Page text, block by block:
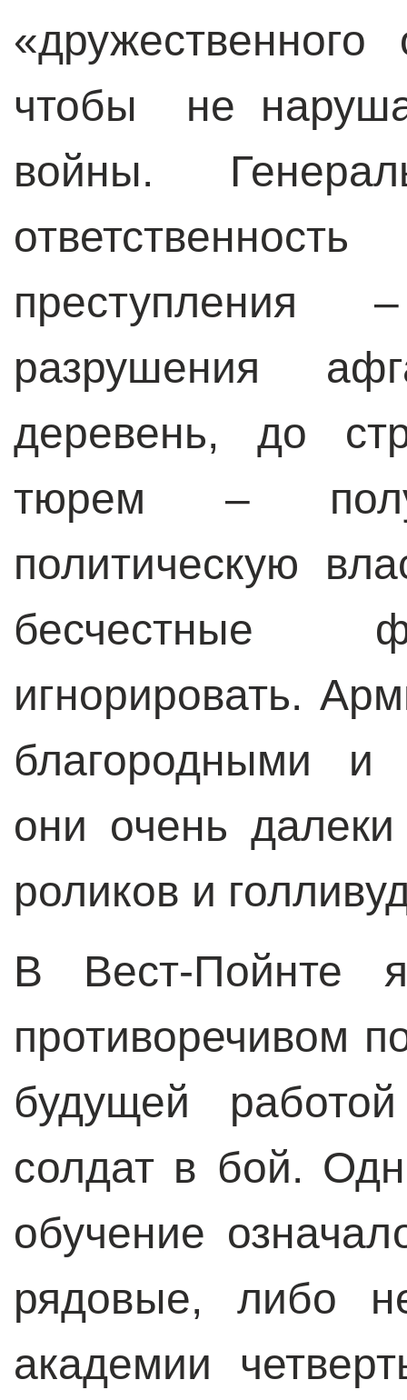
чтобы не
войны.
преступления
разрушения
деревень, до
тюрем –
политическую
бесчестные
игнорировать.
благородными и
они очень
роликов и
В Вест-Пойнте
противоречивом
будущей
солдат в бой.
обучение
рядовые, либо
академии